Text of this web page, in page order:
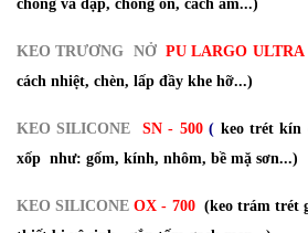
chống va đập, chống ồn, cách âm...)
KEO TRƯƠNG NỞ PU LARGO ULTRA
cách nhiệt, chèn, lấp đầy khe hỡ...)
KEO SILICONE SN - 500( keo trét kín
xốp như: gốm, kính, nhôm, bề mặ sơn...)
KEO SILICONE OX - 700 (keo trám trét